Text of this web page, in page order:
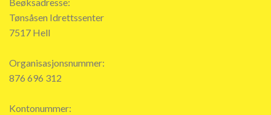
Beøksadresse:
Tønsåsen Idrettssenter
7517 Hell
Organisasjonsnummer:
876 696 312
Kontonummer: